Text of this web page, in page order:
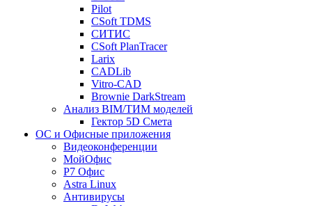
Pilot
CSoft TDMS
СИТИС
CSoft PlanTracer
Larix
CADLib
Vitro-CAD
Brownie DarkStream
Анализ BIM/ТИМ моделей
Гектор 5D Смета
ОС и Офисные приложения
Видеоконференции
МойОфис
P7 Офис
Astra Linux
Антивирусы